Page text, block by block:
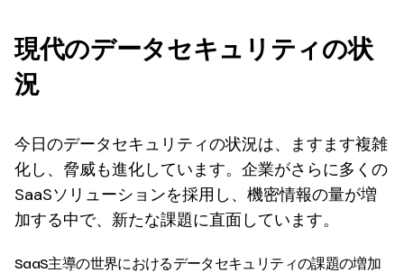
現代のデータセキュリティの状
況
今日のデータセキュリティの状況は、ますます複雑
化し、脅威も進化しています。企業がさらに多くの
SaaSソリューションを採用し、機密情報の量が増
加する中で、新たな課題に直面しています。
SaaS主導の世界におけるデータセキュリティの課題の増加